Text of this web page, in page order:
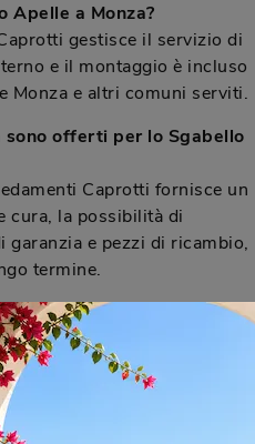
Apelle a Monza?
gestisce il servizio di
e il montaggio è incluso
Monza e altri comuni serviti.
offerti per lo Sgabello
Caprotti fornisce un
cura, la possibilità di
garanzia e pezzi di ricambio,
termine.
di progettazione per lo
Monzese?
consulenze a domicilio e
Monzese, oltre a servizi di
per integrare al